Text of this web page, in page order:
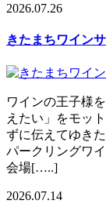
2026.07.26
きたまちワイン
ワインの王子様
えたい」をモッ
ずに伝えてゆき
パークリングワ
会場[…..]
2026.07.14